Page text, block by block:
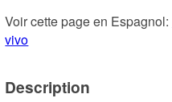
Voir cette page en Espagnol:
vivo
Description